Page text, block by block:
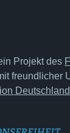
Projekt des
freundlicher